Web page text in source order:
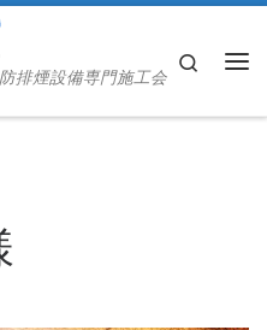
排煙設備専門施工会
Search